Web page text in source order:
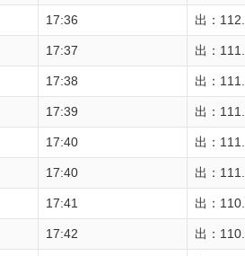
17:36 出：
17:37 出：
17:38 出：
17:39 出：
17:40 出：
17:40 出：
17:41 出：
17:42 出：